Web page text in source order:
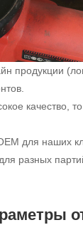
продукции
качество,
для наших
разных